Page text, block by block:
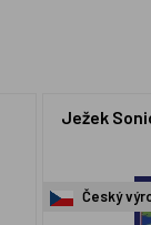
Ježek
Český